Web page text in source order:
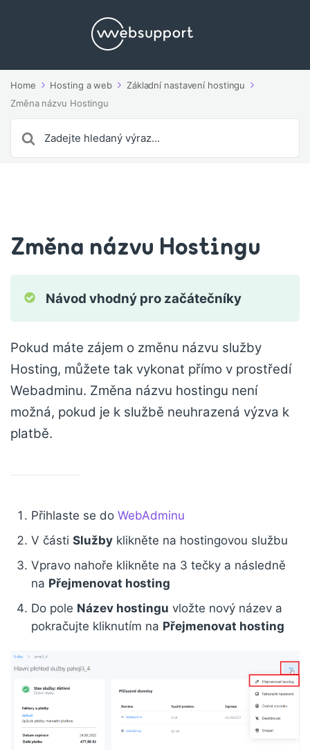
Home Hosting a web
Základní nastavení hostingu
Změna názvu Hostingu
For
Změna názvu Hostingu
Návod vhodný pro začátečníky
Pokud máte zájem o změnu názvu služby
Hosting, můžete tak vykonat přímo v prostředí
Webadminu. Změna názvu hostingu není
možná, pokud je k službě neuhrazená výzva k
platbě.
Přihlaste se do WebAdminu
V části Služby klikněte na hostingovou službu
Vpravo nahoře klikněte na 3 tečky a následně
na Přejmenovat hosting
Do pole Název hostingu vložte nový název a
pokračujte kliknutím na Přejmenovat hosting